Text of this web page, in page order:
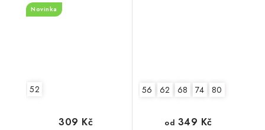
Novinka
52
309 Kč
56 62 68 74 80
od 349 Kč